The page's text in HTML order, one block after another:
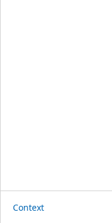
Context